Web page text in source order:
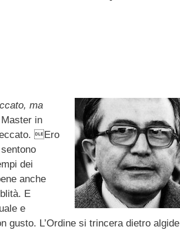
ma
in
Ero
dei
anche
E
e
gusto. L’Ordine si trincera dietro algide